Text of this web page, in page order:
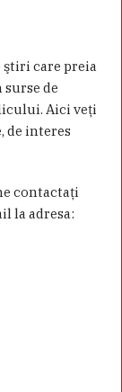
ştiri care preia
de
Aici veţi
de interes
contactaţi
la adresa: